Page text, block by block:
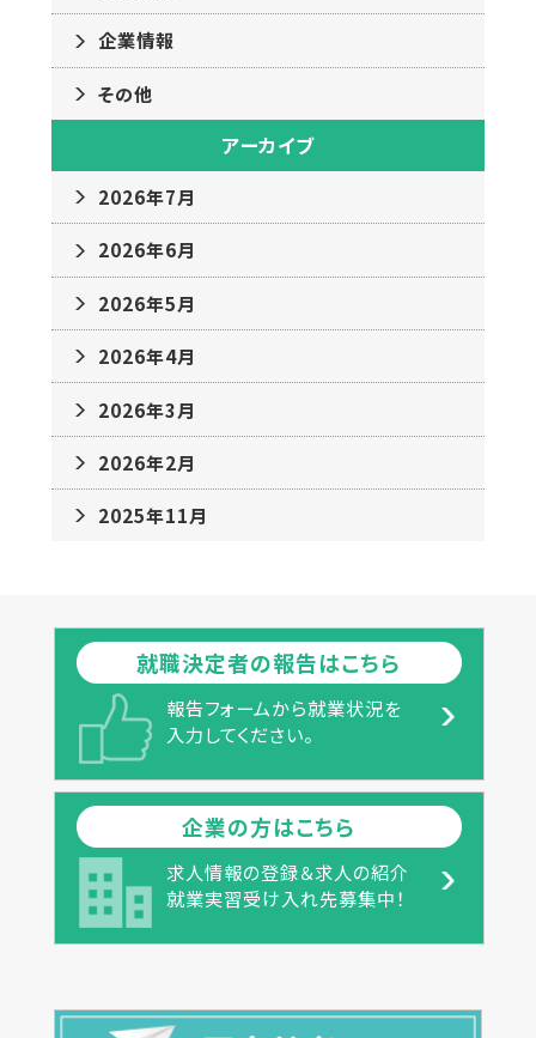
企業情報
その他
アーカイブ
2026年7月
2026年6月
2026年5月
2026年4月
2026年3月
2026年2月
2025年11月
就職決定者の報告はこちら
報告フォームから就業状況を
入力してください。
企業の方はこちら
求人情報の登録＆求人の紹介
就業実習受け入れ先募集中！